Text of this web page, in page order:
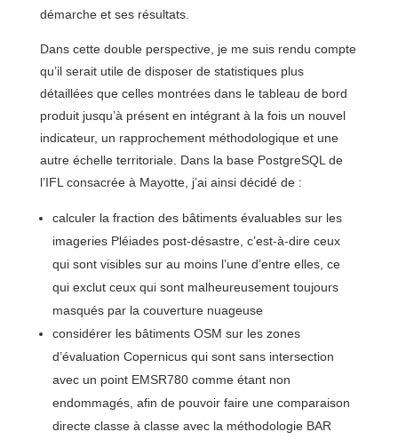
démarche et ses résultats.
Dans cette double perspective, je me suis rendu compte
qu’il serait utile de disposer de statistiques plus
détaillées que celles montrées dans le tableau de bord
produit jusqu’à présent en intégrant à la fois un nouvel
indicateur, un rapprochement méthodologique et une
autre échelle territoriale. Dans la base PostgreSQL de
l’IFL consacrée à Mayotte, j’ai ainsi décidé de :
calculer la fraction des bâtiments évaluables sur les
imageries Pléiades post-désastre, c’est-à-dire ceux
qui sont visibles sur au moins l’une d’entre elles, ce
qui exclut ceux qui sont malheureusement toujours
masqués par la couverture nuageuse
considérer les bâtiments OSM sur les zones
d’évaluation Copernicus qui sont sans intersection
avec un point EMSR780 comme étant non
endommagés, afin de pouvoir faire une comparaison
directe classe à classe avec la méthodologie BAR